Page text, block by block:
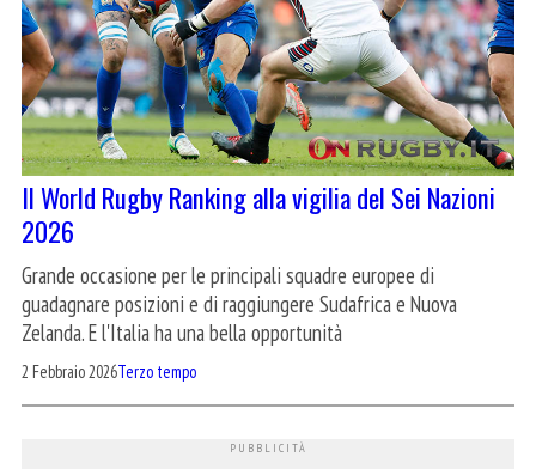
Il World Rugby Ranking alla vigilia del Sei Nazioni
2026
Grande occasione per le principali squadre europee di
guadagnare posizioni e di raggiungere Sudafrica e Nuova
Zelanda. E l'Italia ha una bella opportunità
2 Febbraio 2026Terzo tempo